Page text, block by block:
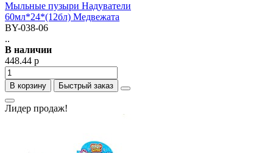
Мыльные пузыри Надуватели
60мл*24*(12бл) Медвежата
BY-038-06
..
В наличии
448.44 р
В корзину Быстрый заказ
Лидер продаж!